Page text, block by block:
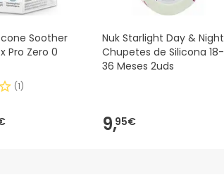
Soother
Pro Zero 0
(1)
Nuk Starlight Day & Night
Chupetes de Silicona 18-
36 Meses 2uds
9,95€